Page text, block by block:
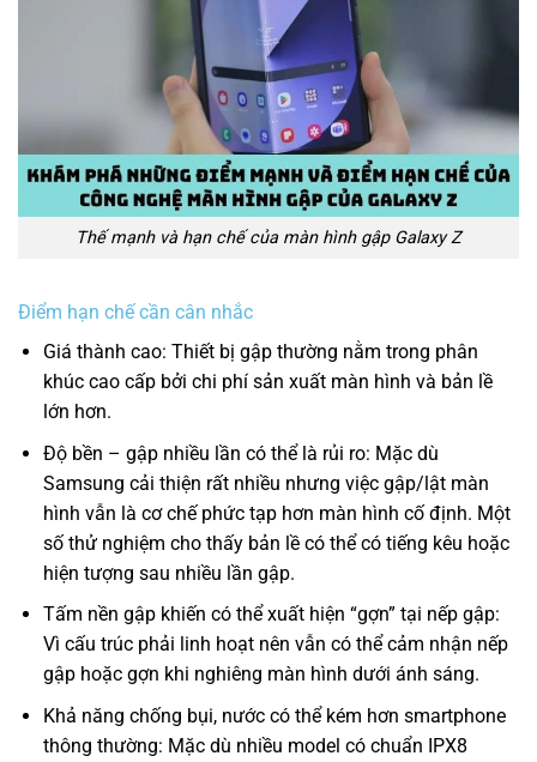
Thế mạnh và hạn chế của màn hình gập Galaxy Z
Điểm hạn chế cần cân nhắc
Giá thành cao: Thiết bị gập thường nằm trong phân
khúc cao cấp bởi chi phí sản xuất màn hình và bản lề
lớn hơn.
Độ bền – gập nhiều lần có thể là rủi ro: Mặc dù
Samsung cải thiện rất nhiều nhưng việc gập/lật màn
hình vẫn là cơ chế phức tạp hơn màn hình cố định. Một
số thử nghiệm cho thấy bản lề có thể có tiếng kêu hoặc
hiện tượng sau nhiều lần gập.
Tấm nền gập khiến có thể xuất hiện “gợn” tại nếp gập:
Vì cấu trúc phải linh hoạt nên vẫn có thể cảm nhận nếp
gập hoặc gợn khi nghiêng màn hình dưới ánh sáng.
Khả năng chống bụi, nước có thể kém hơn smartphone
thông thường: Mặc dù nhiều model có chuẩn IPX8